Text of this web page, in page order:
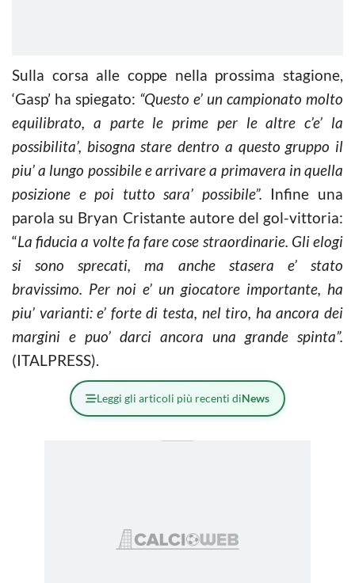
Sulla corsa alle coppe nella prossima stagione,
‘Gasp’ ha spiegato: “Questo e’ un campionato molto
equilibrato, a parte le prime per le altre c’e’ la
possibilita’, bisogna stare dentro a questo gruppo il
piu’ a lungo possibile e arrivare a primavera in quella
posizione e poi tutto sara’ possibile”. Infine una
parola su Bryan Cristante autore del gol-vittoria:
“La fiducia a volte fa fare cose straordinarie. Gli elogi
si sono sprecati, ma anche stasera e’ stato
bravissimo. Per noi e’ un giocatore importante, ha
piu’ varianti: e’ forte di testa, nel tiro, ha ancora dei
margini e puo’ darci ancora una grande spinta”.
(ITALPRESS).
Leggi gli articoli più recenti diNews